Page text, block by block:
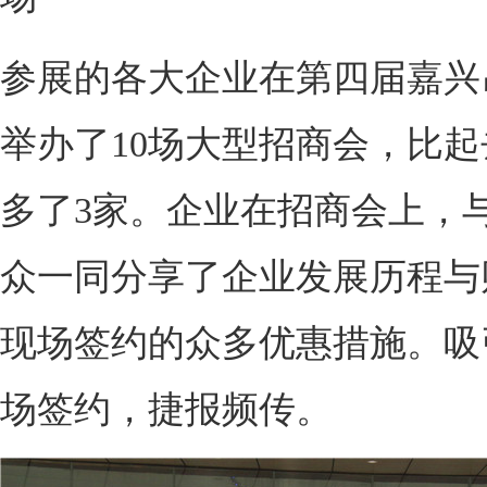
参展的各大企业在第四届嘉
举办了10场大型招商会，比
多了3家。企业在招商会上，
众一同分享了企业发展历程
现场签约的众多优惠措施。
场签约，捷报频传。